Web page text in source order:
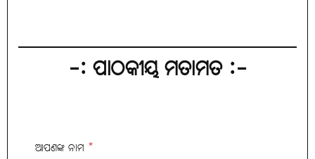
-: ପାଠକୀୟ ମତାମତ :-
ଆପଣଙ୍କ ନାମ *